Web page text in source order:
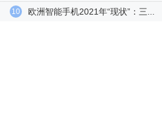
10 欧洲智能手机2021年“现状”：三...